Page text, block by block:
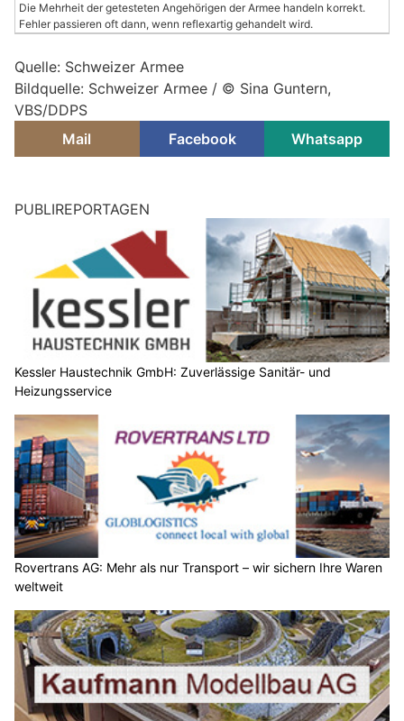
Die Mehrheit der getesteten Angehörigen der Armee handeln korrekt.
Fehler passieren oft dann, wenn reflexartig gehandelt wird.
Quelle: Schweizer Armee
Bildquelle: Schweizer Armee / © Sina Guntern,
VBS/DDPS
Mail
Facebook Whatsapp
PUBLIREPORTAGEN
Kessler Haustechnik GmbH: Zuverlässige Sanitär- und
Heizungsservice
Rovertrans AG: Mehr als nur Transport – wir sichern Ihre Waren
weltweit